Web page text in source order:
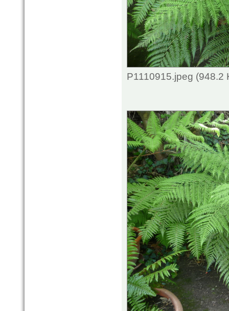
P1110915.jpeg (948.2